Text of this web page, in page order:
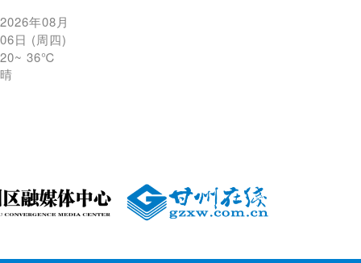
2026年08月
06日 (周四)
20~ 36℃
晴